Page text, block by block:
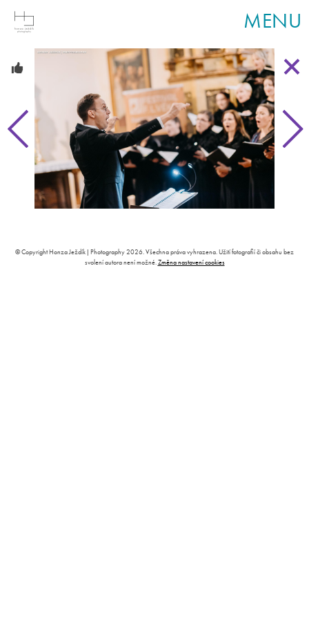
MENU
© Copyright Honza Ježdík | Photography 2026. Všechna práva vyhrazena. Užití fotografií či obsahu bez
svolení autora není možné.Změna nastavení cookies